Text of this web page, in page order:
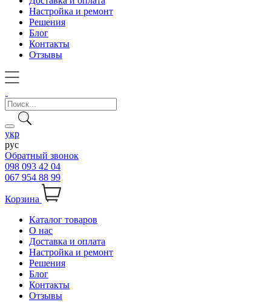
Настройка и ремонт
Решения
Блог
Контакты
Отзывы
укр
рус
Обратный звонок
098 093 42 04
067 954 88 99
Корзина
Каталог товаров
О нас
Доставка и оплата
Настройка и ремонт
Решения
Блог
Контакты
Отзывы